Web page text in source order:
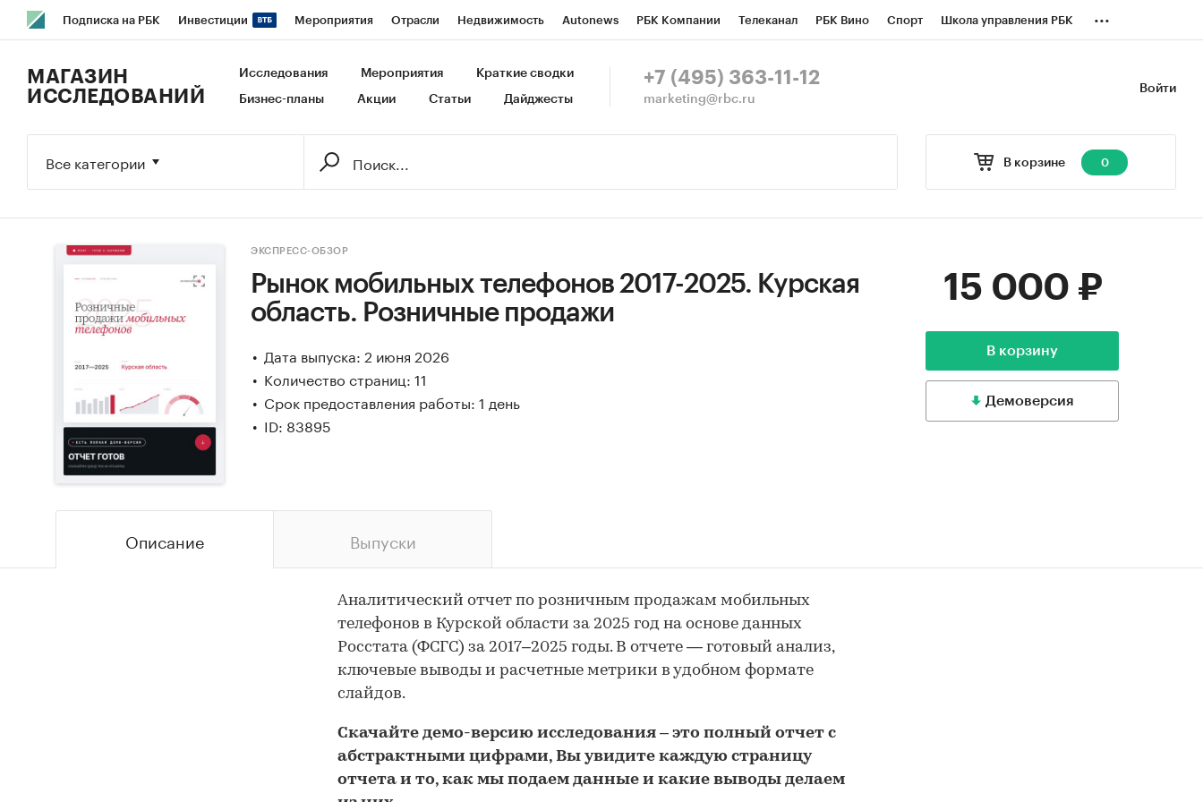
Подписка на РБК Инвестиции Мероприятия Отрасли Недвижимость Autonews РБК Компании Телеканал РБК Вино Спорт Школа управления РБК
Исследования Кредитные рейтинги Франшизы Газета Спецпроекты СПб Конференции СПб Спецпроекты
...
Войти
МАГАЗИН
ИССЛЕДОВАНИЙ
Исследования Мероприятия Краткие сводки
Бизнес-планы Акции Статьи Дайджесты
+7 (495) 363-11-12
marketing@rbc.ru
В корзине 0
Все категории
ЭКСПРЕСС-ОБЗОР
Рынок мобильных телефонов 2017-2025. Курская
область. Розничные продажи
Дата выпуска: 2 июня 2026
Количество страниц: 11
Срок предоставления работы: 1 день
ID: 83895
15 000 ₽
В корзину
Демоверсия
Описание Выпуски
Аналитический отчет по розничным продажам мобильных
телефонов в Курской области за 2025 год на основе данных
Росстата (ФСГС) за 2017–2025 годы. В отчете — готовый анализ,
ключевые выводы и расчетные метрики в удобном формате
слайдов.
Скачайте демо-версию исследования – это полный отчет с
абстрактными цифрами, Вы увидите каждую страницу
отчета и то, как мы подаем данные и какие выводы делаем